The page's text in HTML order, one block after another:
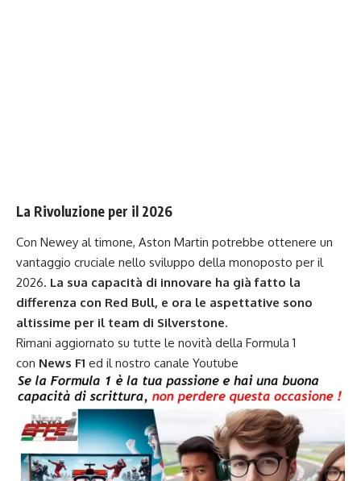
La Rivoluzione per il 2026
Con Newey al timone, Aston Martin potrebbe ottenere un
vantaggio cruciale nello sviluppo della monoposto per il
2026. La sua capacità di innovare ha già fatto la
differenza con Red Bull, e ora le aspettative sono
altissime per il team di Silverstone.
Rimani aggiornato su tutte le novità della Formula 1
con News F1 ed il nostro canale Youtube